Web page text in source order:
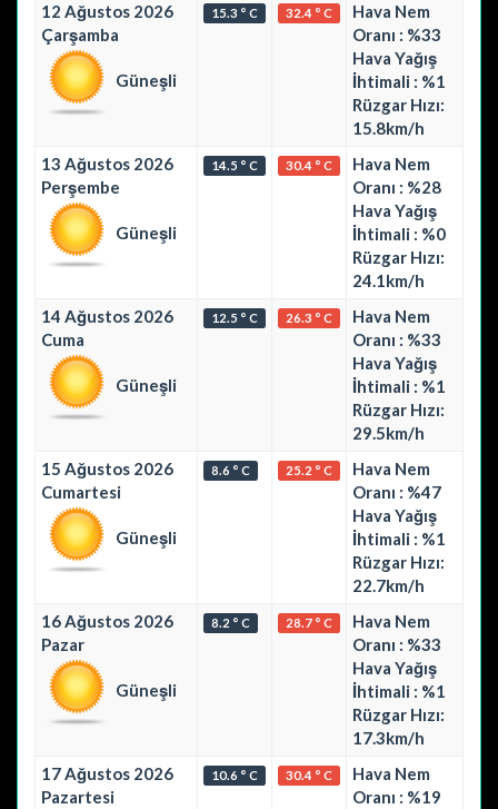
12 Ağustos 2026
Çarşamba
Güneşli
15.3 ° C 32.4 ° C
Hava Nem
Oranı : %33
Hava Yağış
İhtimali : %1
Rüzgar Hızı:
15.8km/h
13 Ağustos 2026
Perşembe
Güneşli
14.5 ° C 30.4 ° C
Hava Nem
Oranı : %28
Hava Yağış
İhtimali : %0
Rüzgar Hızı:
24.1km/h
14 Ağustos 2026
Cuma
Güneşli
12.5 ° C 26.3 ° C
Hava Nem
Oranı : %33
Hava Yağış
İhtimali : %1
Rüzgar Hızı:
29.5km/h
15 Ağustos 2026
Cumartesi
Güneşli
8.6 ° C 25.2 ° C
Hava Nem
Oranı : %47
Hava Yağış
İhtimali : %1
Rüzgar Hızı:
22.7km/h
16 Ağustos 2026
Pazar
Güneşli
8.2 ° C 28.7 ° C
Hava Nem
Oranı : %33
Hava Yağış
İhtimali : %1
Rüzgar Hızı:
17.3km/h
17 Ağustos 2026
Pazartesi
10.6 ° C 30.4 ° C
Hava Nem
Oranı : %19